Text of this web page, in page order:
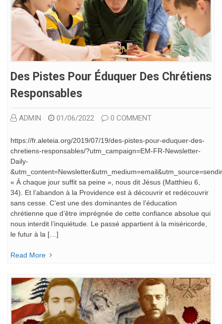
Des Pistes Pour Éduquer Des Chrétiens
Responsables
ADMIN 01/06/2022 0 COMMENT
https://fr.aleteia.org/2019/07/19/des-pistes-pour-eduquer-des-
chretiens-responsables/?utm_campaign=EM-FR-Newsletter-
Daily-
« À chaque jour suffit sa peine », nous dit Jésus (Matthieu 6,
34). Et l’abandon à la Providence est à découvrir et redécouvrir
sans cesse. C’est une des dominantes de l’éducation
chrétienne que d’être imprégnée de cette confiance absolue qui
nous interdit l’inquiétude. Le passé appartient à la miséricorde,
le futur à la […]
Read More